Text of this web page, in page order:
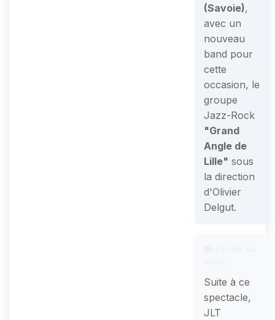
(Savoie),
avec un
nouveau
band pour
cette
occasion, le
groupe
Jazz-Rock
"Grand
Angle de
Lille" sous
la direction
d'Olivier
Delgut.
Suite à ce
spectacle,
JLT